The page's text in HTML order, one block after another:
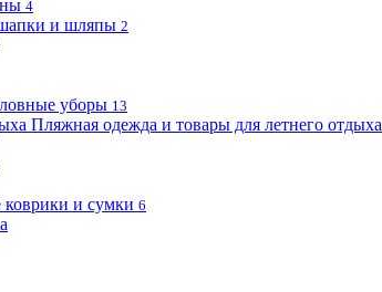
4
и шляпы 2
уборы 13
Пляжная одежда и товары для летнего отдыха
и сумки 6